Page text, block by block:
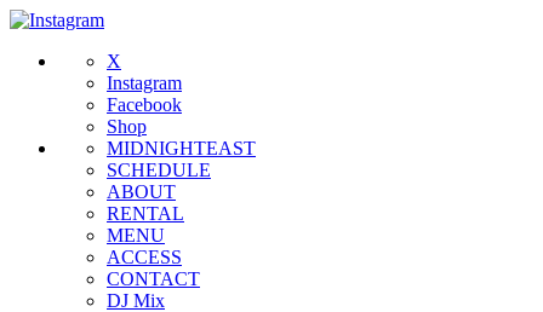
X
Instagram
Facebook
Shop
MIDNIGHTEAST
SCHEDULE
ABOUT
RENTAL
MENU
ACCESS
CONTACT
DJ Mix